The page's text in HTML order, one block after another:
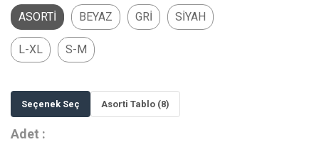
ASORTİ BEYAZ GRİ SİYAH
L-XL S-M
Seçenek Seç Asorti Tablo (8)
Adet :